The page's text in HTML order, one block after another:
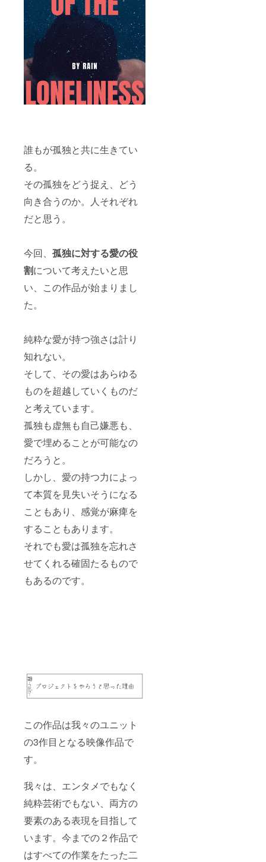
誰もが孤独と共に生きてい
る。
その孤独をどう捉え、どう
向き合うのか。人それぞれ
だと思う。
今回、 孤独に対する愛の役
割について考えたいと思
い、この作品が始まりまし
た。
純粋な愛が持つ強さは計り
知れない。
そして、その愛はあらゆる
ものを超越していくものだ
と考えています。
孤独も虚無も自己嫌悪も、
愛で埋めることが可能なの
だろうと。
しかし、愛の持つ力によっ
て本質を見失いそうになる
こともあり、感覚が麻痺を
することもあります。
それでも愛は孤独を忘れさ
せてくれる確固たるもので
もあるのです。
この作品は我々のユニット
の3作目となる映像作品で
す。
我々は、エンタメでもなく
純粋芸術でもない、両方の
要素のある表現を目指して
います。今までの２作品で
はすべての作業をたった二